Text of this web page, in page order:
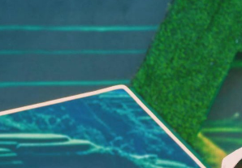
ስኬቶች ለመቀየር እየሰራ ነው
2026
የአዲስ ሚዲያ ኔትዎርክ አመራሮች እና
ሠራተኞች ስፖርት ፌስቲቫል በቴሌቪዥን ዘርፍ
አሸናፊነት ተጠናቀቀ
August 1, 2026